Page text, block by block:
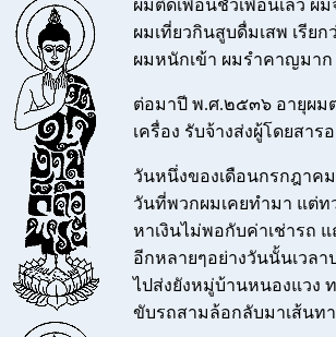
ผมติดเพื่อนชั่วเพื่อนเลว ผ
ผมเที่ยวกินสูบดื่มเสพ เรีย
ผมหนักเข้า ผมรำคาญมาก
ต่อมาปี พ.ศ.๒๕๓๖ อายุผม
เครื่อง รับจ้างส่งผู้โดยสา
วันหนึ่งของเดือนกรกฎาค
วันที่พวกผมเคยทำมา แต่ท
หาเงินไม่พอกับค่าเช่ารถ
อีกหลายๆอย่างวันนั้นเวล
ไปส่งยังหมู่บ้านหนองแวง
ขับรถสามล้อกลับมาเส้นท